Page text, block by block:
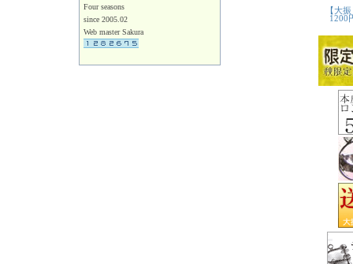
Four seasons
since 2005.02
Web master Sakura